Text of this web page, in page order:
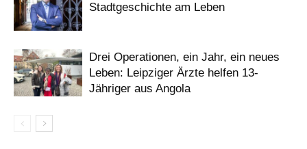
Stadtgeschichte am Leben
Drei Operationen, ein Jahr, ein neues
Leben: Leipziger Ärzte helfen 13-
Jähriger aus Angola